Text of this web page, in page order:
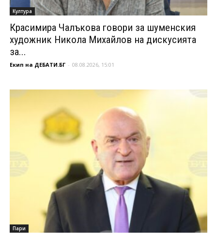
Култура
Красимира Чалъкова говори за шуменския
художник Никола Михайлов на дискусията
за...
Екип на ДЕБАТИ.БГ - 08.08.2026, 15:01
Пари